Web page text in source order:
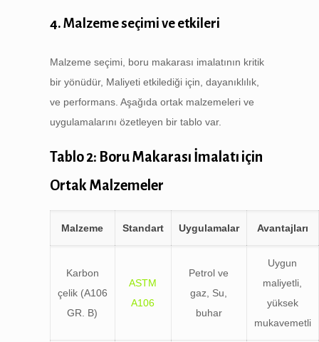
4. Malzeme seçimi ve etkileri
Malzeme seçimi, boru makarası imalatının kritik
bir yönüdür, Maliyeti etkilediği için, dayanıklılık,
ve performans. Aşağıda ortak malzemeleri ve
uygulamalarını özetleyen bir tablo var.
Tablo 2: Boru Makarası İmalatı için
Ortak Malzemeler
Malzeme Standart Uygulamalar Avantajları
Karbon
çelik (A106
GR. B)
ASTM
A106
Petrol ve
gaz, Su,
buhar
Uygun
maliyetli,
yüksek
mukavemetli